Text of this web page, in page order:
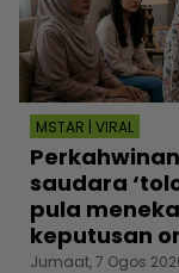
MSTAR | VIRAL
saudara
pula
keputusan
Jumaat, 7 Ogos